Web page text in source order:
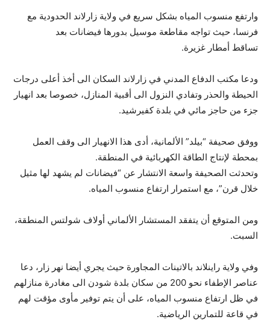
وارتفع منسوب المياه بشكل سريع في ولاية زارلاند الحدودية مع
فرنسا، حيث تواجه مقاطعة موسيل بدورها فيضانات بعد
تساقط أمطار غزيرة.
ودعا مكتب الدفاع المدني في زارلاند السكان الى أخذ أعلى درجات
الحيطة والحذر وتفادي النزول الى أقبية المنازل، خصوصا بعد انهيار
جزء من حاجز مائي في بلدة كفيرشيد.
ووفق صحيفة “بيلد” الألمانية، أدى هذا الانهيار الى وقف العمل
بمحطة لإنتاج الطاقة الكهربائية في المنطقة.
وتحدثت الصحيفة واسعة الانتشار عن “فيضانات لم يشهد لها مثيل
خلال قرن”، مع استمرار ارتفاع منسوب المياه.
ومن المتوقع أن يتفقد المستشار الألماني أولاف شولتس المنطقة،
السبت.
وفي ولاية راينلاند بالاتينات المجاورة حيث يجري أيضا نهر زار، دعا
عناصر الإطفاء نحو 200 من سكان بلدة شودن الى مغادرة منازلهم
في ظل ارتفاع منسوب المياه، على أن يتم توفير مأوى مؤقت لهم
في قاعة للتمارين الرياضية.